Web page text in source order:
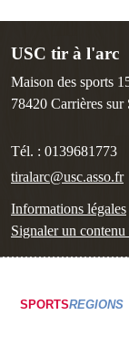
USC tir à l'arc
Maison des sports
78420 Carrières sur
Tél. : 0139681773
tiralarc@usc.asso.fr
Informations légales
Signaler un
SPORTSREGIONS